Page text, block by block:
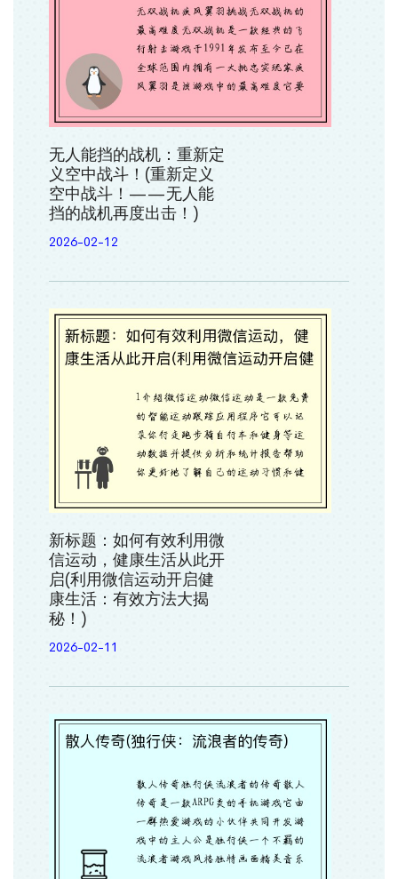
无人能挡的战机：重新定
义空中战斗！(重新定义
空中战斗！——无人能
挡的战机再度出击！)
2026-02-12
新标题：如何有效利用微
信运动，健康生活从此开
启(利用微信运动开启健
康生活：有效方法大揭
秘！)
2026-02-11